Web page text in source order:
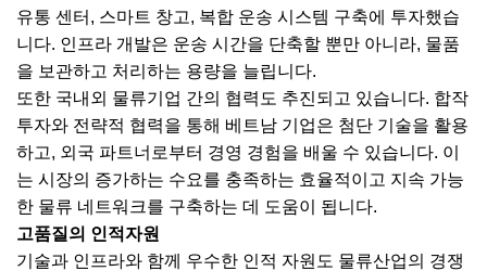
유통 센터, 스마트 창고, 복합 운송 시스템 구축에 투자했습
니다. 인프라 개발은 운송 시간을 단축할 뿐만 아니라, 물품
을 보관하고 처리하는 용량을 늘립니다.
또한 국내외 물류기업 간의 협력도 추진되고 있습니다. 합작
투자와 전략적 협력을 통해 베트남 기업은 첨단 기술을 활용
하고, 외국 파트너로부터 경영 경험을 배울 수 있습니다. 이
는 시장의 증가하는 수요를 충족하는 효율적이고 지속 가능
한 물류 네트워크를 구축하는 데 도움이 됩니다.
고품질의 인적자원
기술과 인프라와 함께 우수한 인적 자원도 물류산업의 경쟁